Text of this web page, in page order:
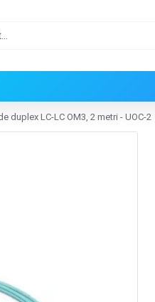
duplex LC-LC OM3, 2 metri - UOC-2